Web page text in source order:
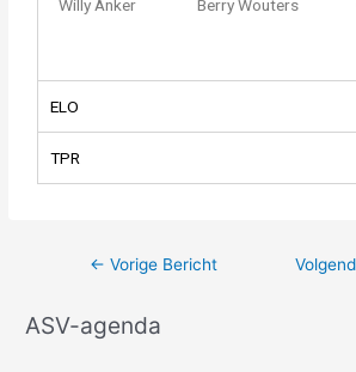
Willy Anker Berry Wouters
ELO
TPR
← Vorige Bericht
ASV-agenda
A